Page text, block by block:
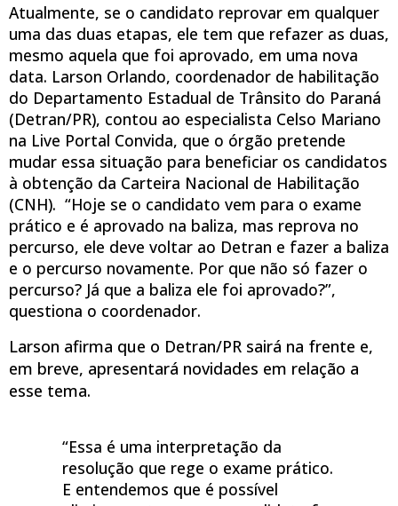
Atualmente, se o candidato reprovar em qualquer
uma das duas etapas, ele tem que refazer as duas,
mesmo aquela que foi aprovado, em uma nova
data. Larson Orlando, coordenador de habilitação
do Departamento Estadual de Trânsito do Paraná
(Detran/PR), contou ao especialista Celso Mariano
na Live Portal Convida, que o órgão pretende
mudar essa situação para beneficiar os candidatos
à obtenção da Carteira Nacional de Habilitação
(CNH). “Hoje se o candidato vem para o exame
prático e é aprovado na baliza, mas reprova no
percurso, ele deve voltar ao Detran e fazer a baliza
e o percurso novamente. Por que não só fazer o
percurso? Já que a baliza ele foi aprovado?”,
questiona o coordenador.
Larson afirma que o Detran/PR sairá na frente e,
em breve, apresentará novidades em relação a
esse tema.
“Essa é uma interpretação da
resolução que rege o exame prático.
E entendemos que é possível